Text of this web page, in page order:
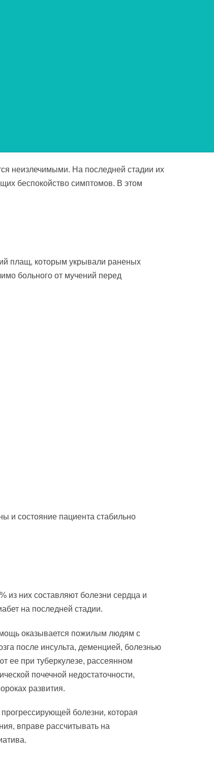
неизлечимыми. На последней стадии их
беспокойство симптомов. В этом
плащ, которым укрывали раненых
больного от мучений перед
и состояние пациента стабильно
из них составляют болезни сердца и
на последней стадии.
оказывается пожилым людям с
после инсульта, деменцией, болезнью
ее при туберкулезе, рассеянном
почечной недостаточности,
развития.
болезни, которая
вправе рассчитывать на